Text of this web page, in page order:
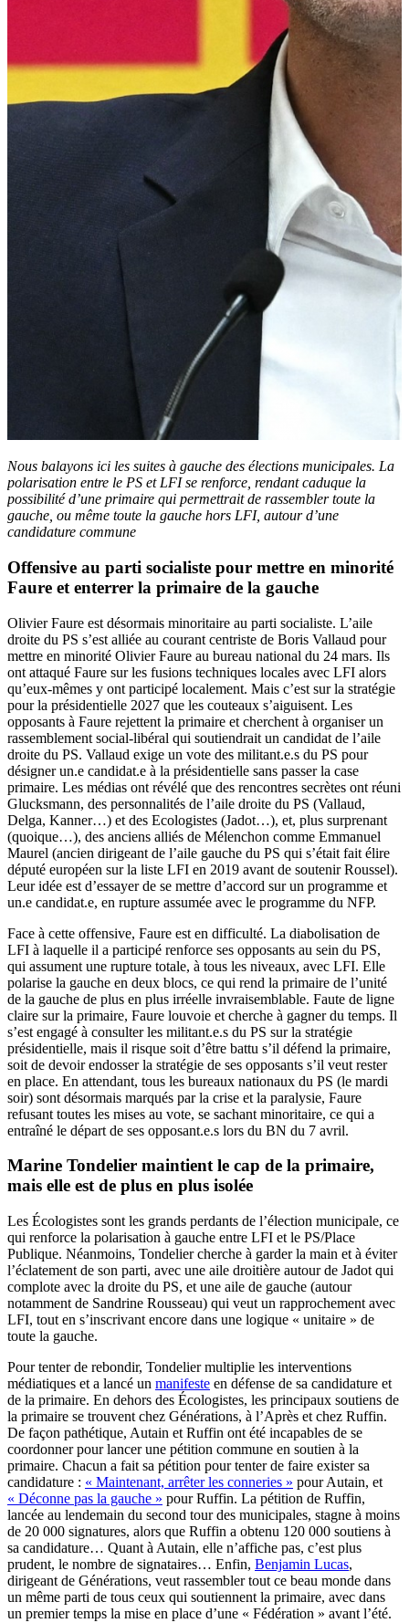
Nous balayons ici les suites à gauche des élections municipales. La
polarisation entre le PS et LFI se renforce, rendant caduque la
possibilité d’une primaire qui permettrait de rassembler toute la
gauche, ou même toute la gauche hors LFI, autour d’une
candidature commune
Offensive au parti socialiste pour mettre en minorité
Faure et enterrer la primaire de la gauche
Olivier Faure est désormais minoritaire au parti socialiste. L’aile
droite du PS s’est alliée au courant centriste de Boris Vallaud pour
mettre en minorité Olivier Faure au bureau national du 24 mars. Ils
ont attaqué Faure sur les fusions techniques locales avec LFI alors
qu’eux-mêmes y ont participé localement. Mais c’est sur la stratégie
pour la présidentielle 2027 que les couteaux s’aiguisent. Les
opposants à Faure rejettent la primaire et cherchent à organiser un
rassemblement social-libéral qui soutiendrait un candidat de l’aile
droite du PS. Vallaud exige un vote des militant.e.s du PS pour
désigner un.e candidat.e à la présidentielle sans passer la case
primaire. Les médias ont révélé que des rencontres secrètes ont réuni
Glucksmann, des personnalités de l’aile droite du PS (Vallaud,
Delga, Kanner…) et des Ecologistes (Jadot…), et, plus surprenant
(quoique…), des anciens alliés de Mélenchon comme Emmanuel
Maurel (ancien dirigeant de l’aile gauche du PS qui s’était fait élire
député européen sur la liste LFI en 2019 avant de soutenir Roussel).
Leur idée est d’essayer de se mettre d’accord sur un programme et
un.e candidat.e, en rupture assumée avec le programme du NFP.
Face à cette offensive, Faure est en difficulté. La diabolisation de
LFI à laquelle il a participé renforce ses opposants au sein du PS,
qui assument une rupture totale, à tous les niveaux, avec LFI. Elle
polarise la gauche en deux blocs, ce qui rend la primaire de l’unité
de la gauche de plus en plus irréelle invraisemblable. Faute de ligne
claire sur la primaire, Faure louvoie et cherche à gagner du temps. Il
s’est engagé à consulter les militant.e.s du PS sur la stratégie
présidentielle, mais il risque soit d’être battu s’il défend la primaire,
soit de devoir endosser la stratégie de ses opposants s’il veut rester
en place. En attendant, tous les bureaux nationaux du PS (le mardi
soir) sont désormais marqués par la crise et la paralysie, Faure
refusant toutes les mises au vote, se sachant minoritaire, ce qui a
entraîné le départ de ses opposant.e.s lors du BN du 7 avril.
Marine Tondelier maintient le cap de la primaire,
mais elle est de plus en plus isolée
Les Écologistes sont les grands perdants de l’élection municipale, ce
qui renforce la polarisation à gauche entre LFI et le PS/Place
Publique. Néanmoins, Tondelier cherche à garder la main et à éviter
l’éclatement de son parti, avec une aile droitière autour de Jadot qui
complote avec la droite du PS, et une aile de gauche (autour
notamment de Sandrine Rousseau) qui veut un rapprochement avec
LFI, tout en s’inscrivant encore dans une logique « unitaire » de
toute la gauche.
Pour tenter de rebondir, Tondelier multiplie les interventions
médiatiques et a lancé un manifeste en défense de sa candidature et
de la primaire. En dehors des Écologistes, les principaux soutiens de
la primaire se trouvent chez Générations, à l’Après et chez Ruffin.
De façon pathétique, Autain et Ruffin ont été incapables de se
coordonner pour lancer une pétition commune en soutien à la
primaire. Chacun a fait sa pétition pour tenter de faire exister sa
candidature : « Maintenant, arrêter les conneries » pour Autain, et
« Déconne pas la gauche » pour Ruffin. La pétition de Ruffin,
lancée au lendemain du second tour des municipales, stagne à moins
de 20 000 signatures, alors que Ruffin a obtenu 120 000 soutiens à
sa candidature… Quant à Autain, elle n’affiche pas, c’est plus
prudent, le nombre de signataires… Enfin, Benjamin Lucas,
dirigeant de Générations, veut rassembler tout ce beau monde dans
un même parti de tous ceux qui soutiennent la primaire, avec dans
un premier temps la mise en place d’une « Fédération » avant l’été.